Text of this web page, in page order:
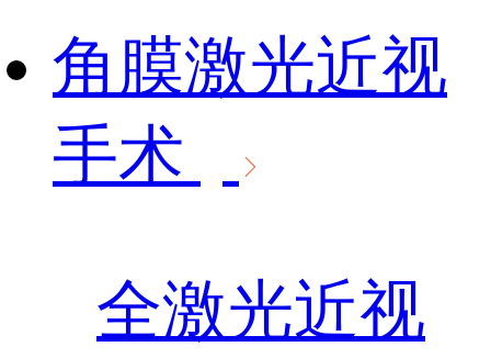
角膜激光近视
手术
全激光近视